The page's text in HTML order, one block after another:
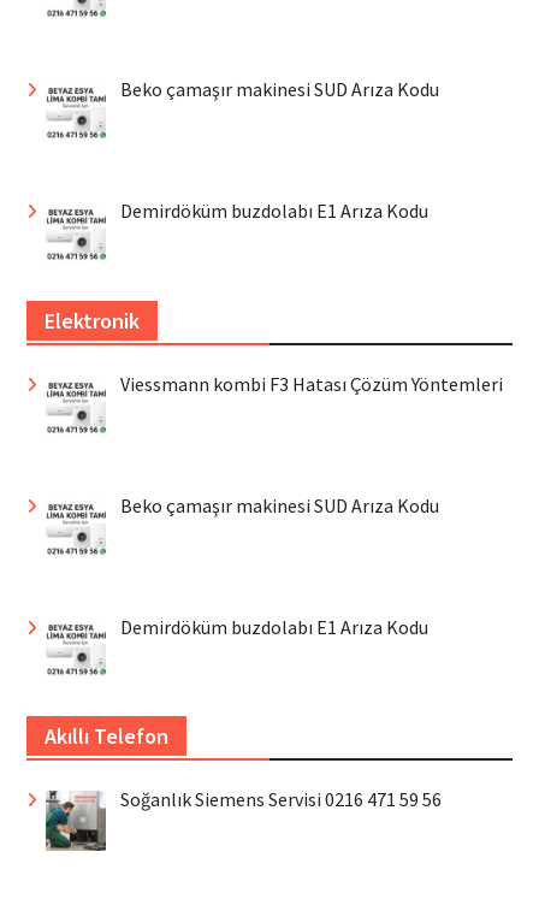
Beko çamaşır makinesi SUD Arıza Kodu
Demirdöküm buzdolabı E1 Arıza Kodu
Elektronik
Viessmann kombi F3 Hatası Çözüm Yöntemleri
Beko çamaşır makinesi SUD Arıza Kodu
Demirdöküm buzdolabı E1 Arıza Kodu
Akıllı Telefon
Soğanlık Siemens Servisi 0216 471 59 56